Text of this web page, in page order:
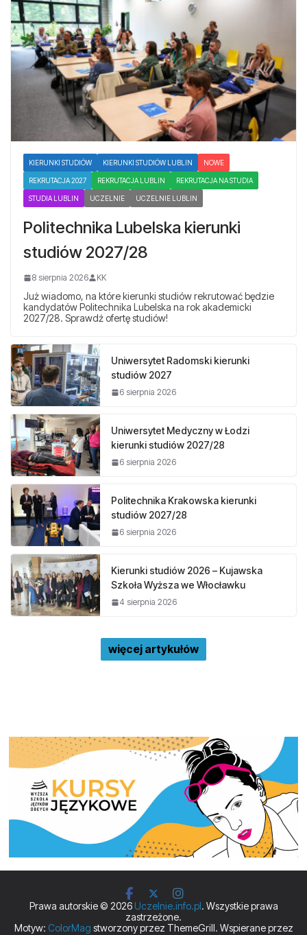
KIERUNKI STUDIÓW KIERUNKI STUDIÓW LUBLIN NOWE
REKRUTACJA 2027 REKRUTACJA LUBLIN REKRUTACJA NA STUDIA
STUDIA LUBLIN UCZELNIE UCZELNIE LUBLIN
Politechnika Lubelska kierunki
studiów 2027/28
8 sierpnia 2026 KK
Już wiadomo, na które kierunki studiów rekrutować będzie
kandydatów Politechnika Lubelska na rok akademicki
2027/28. Sprawdź ofertę studiów!
Uniwersytet Radomski kierunki
studiów 2027
6 sierpnia 2026
Uniwersytet Medyczny w Łodzi
kierunki studiów 2027/28
6 sierpnia 2026
Politechnika Krakowska kierunki
studiów 2027/28
6 sierpnia 2026
Kierunki studiów 2026 – Kujawska
Szkoła Wyższa we Włocławku
4 sierpnia 2026
więcej artykułów
Prawa autorskie © 2026 Uczelnie.info.pl. Wszystkie prawa
zastrzeżone.
Motyw: ColorMag stworzony przez ThemeGrill. Wspierane przez